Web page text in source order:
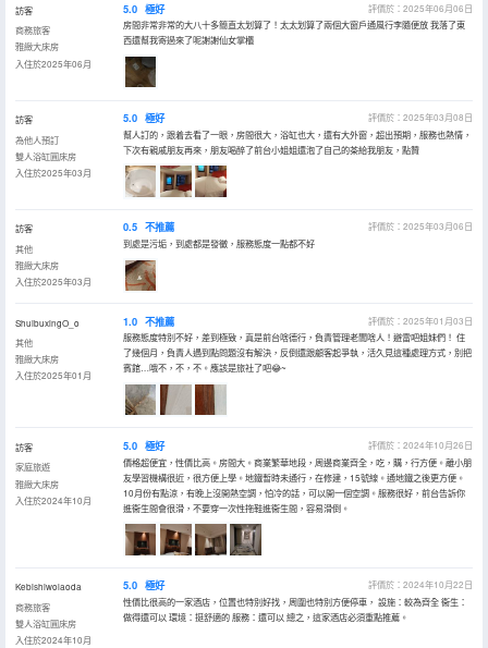
訪客
商務旅客
雅緻大床房
入住於2025年06月
5.0 極好
評價於：2025年06月06日
房間非常非常的大八十多簡直太划算了！太太划算了兩個大窗戶通風行李隨便放 我落了東
西還幫我寄過來了呢謝謝仙女掌櫃
訪客
為他人預訂
雙人浴缸圓床房
入住於2025年03月
5.0 極好
評價於：2025年03月08日
幫人訂的，跟着去看了一眼，房間很大，浴缸也大，還有大外窗，超出預期，服務也熱情，
下次有親戚朋友再來，朋友喝醉了前台小姐姐還泡了自己的茶給我朋友，點贊
訪客
其他
雅緻大床房
入住於2025年03月
0.5 不推薦
評價於：2025年03月06日
到處是污垢，到處都是發黴，服務態度一點都不好
ShuibuxingO_o
其他
雅緻大床房
入住於2025年01月
1.0 不推薦
評價於：2025年01月03日
服務態度特別不好，差到極致，真是前台啥德行，負責管理老闆啥人！避雷吧姐妹們！ 住
了幾個月，負責人遇到點問題沒有解決，反倒還跟顧客起爭執，活久見這種處理方式，別把
賓館…哦不，不，不。應該是旅社了吧😂~
訪客
家庭旅遊
雅緻大床房
入住於2024年10月
5.0 極好
評價於：2024年10月26日
價格超便宜，性價比高。房間大。商業繁華地段，周邊商業齊全，吃，購，行方便。離小朋
友學習機構很近，很方便上學。地鐵暫時未通行，在修建，15號線。通地鐵之後更方便。
10月份有點涼，有晚上沒開熱空調，怕冷的話，可以開一個空調。服務很好，前台告訴你
進衞生間會很滑，不要穿一次性拖鞋進衞生間，容易滑倒。
Kebishiwolaoda
商務旅客
雙人浴缸圓床房
入住於2024年10月
5.0 極好
評價於：2024年10月22日
性價比很高的一家酒店，位置也特別好找，周圍也特別方便停車， 設施：較為齊全 衞生：
做得還可以 環境：挺舒適的 服務：還可以 總之，這家酒店必須重點推薦。